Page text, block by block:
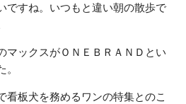
ですね。いつもと違い朝の散歩で
マックスがＯＮＥＢＲＡＮＤとい
看板犬を務めるワンの特集とのこ